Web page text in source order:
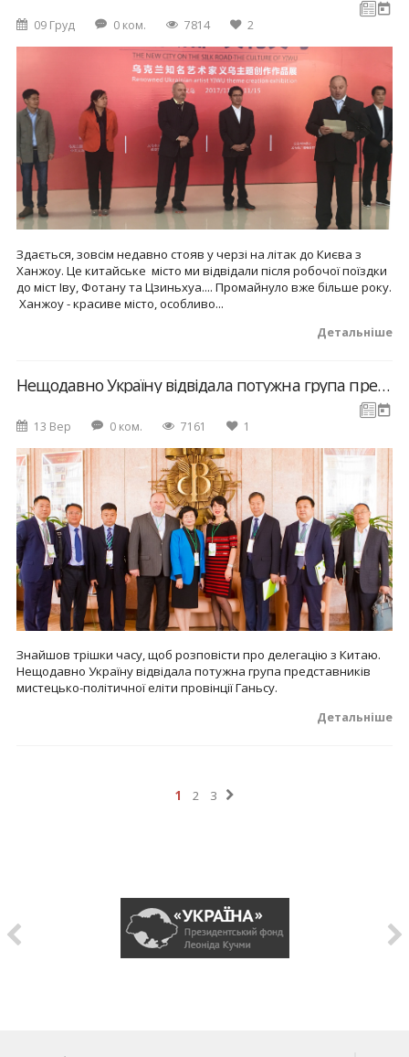
09 Груд 0 ком. 7814 2
Здається, зовсім недавно стояв у черзі на літак до Києва з
Ханжоу. Це китайське місто ми відвідали після робочої поїздки
до міст Іву, Фотану та Цзиньхуа.... Промайнуло вже більше року.
Ханжоу - красиве місто, особливо...
Детальніше
Нещодавно Україну відвідала потужна група представників мистецько-політичної еліти провінції Ганьсу.
13 Вер 0 ком. 7161 1
Знайшов трішки часу, щоб розповісти про делегацію з Китаю.
Нещодавно Україну відвідала потужна група представників
мистецько-політичної еліти провінції Ганьсу.
Детальніше
1 2 3